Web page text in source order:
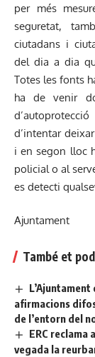
per més
seguretat,
ciutadans i
del dia a dia
Totes les fonts
ha de venir
d’intentar
i en segon lloc
policial o al
es detecti
Ajuntament
També et
afirmacions
de l’entorn del
ERC reclama
vegada la